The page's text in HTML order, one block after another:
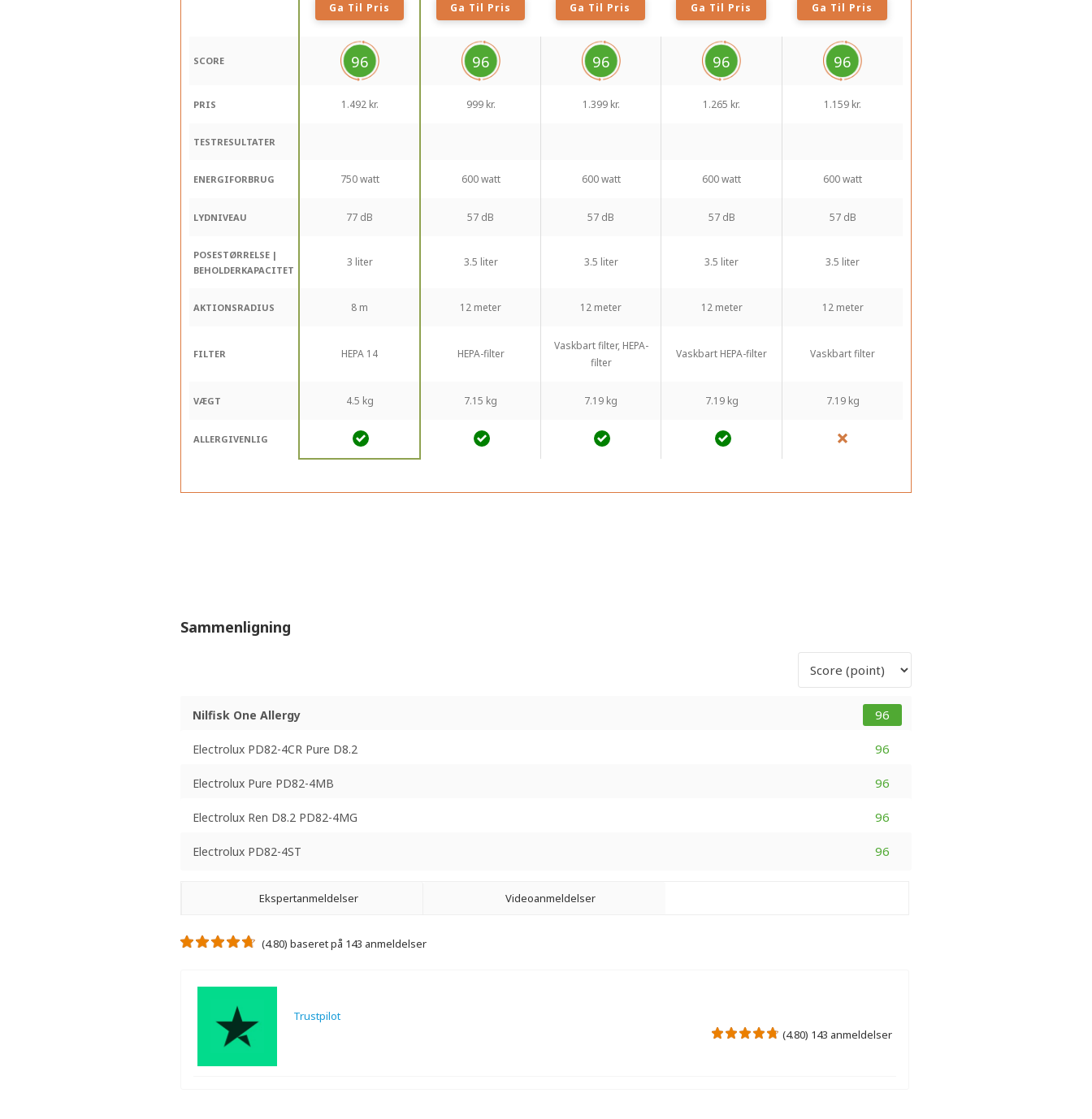
Ga Til Pris Ga Til Pris Ga Til Pris Ga Til Pris Ga Til Pris
SCORE 96 96 96 96 96
PRIS 1.492 kr. 999 kr. 1.399 kr. 1.265 kr. 1.159 kr.
TESTRESULTATER
ENERGIFORBRUG 750 watt 600 watt 600 watt 600 watt 600 watt
LYDNIVEAU 77 dB 57 dB 57 dB 57 dB 57 dB
POSESTØRRELSE |
BEHOLDERKAPACITET
3 liter 3.5 liter 3.5 liter 3.5 liter 3.5 liter
AKTIONSRADIUS 8 m 12 meter 12 meter 12 meter 12 meter
FILTER HEPA 14 HEPA-filter
Vaskbart filter, HEPA-
filter
Vaskbart HEPA-filter Vaskbart filter
VÆGT 4.5 kg 7.15 kg 7.19 kg 7.19 kg 7.19 kg
ALLERGIVENLIG
Sammenligning
96
Nilfisk One Allergy
96
Electrolux PD82-4CR Pure D8.2
96
Electrolux Pure PD82-4MB
96
Electrolux Ren D8.2 PD82-4MG
96
Electrolux PD82-4ST
Ekspertanmeldelser Videoanmeldelser
(4.80) baseret på 143 anmeldelser
Trustpilot
(4.80) 143 anmeldelser